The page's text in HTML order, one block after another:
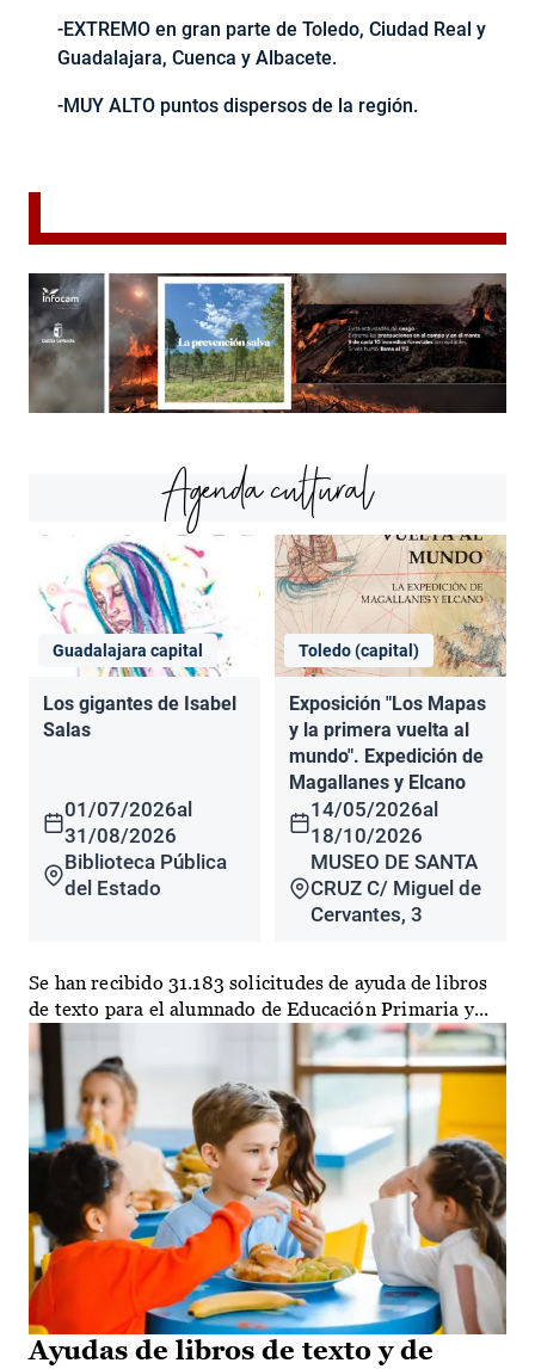
-EXTREMO en gran parte de Toledo, Ciudad Real y
Guadalajara, Cuenca y Albacete.
-MUY ALTO puntos dispersos de la región.
Agenda cultural
Guadalajara capital
Los gigantes de Isabel
Salas
01/07/2026al
31/08/2026
Biblioteca Pública
del Estado
Toledo (capital)
Exposición "Los Mapas
y la primera vuelta al
mundo". Expedición de
Magallanes y Elcano
14/05/2026al
18/10/2026
MUSEO DE SANTA
CRUZ C/ Miguel de
Cervantes, 3
Ayudas de libros de texto y de
Se han recibido 31.183 solicitudes de ayuda de libros
de texto para el alumnado de Educación Primaria y...